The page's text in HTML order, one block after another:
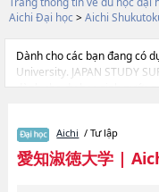
Aichi Đại học > Aichi
Dành cho các bạn đang có
University. JAPAN STUDY
dành cho du học sinh nước
BusinesshoặcNgành Global
Japanese Language and
InformaticshoặcNgành
Aichi / Tư lập
愛知淑徳大学|